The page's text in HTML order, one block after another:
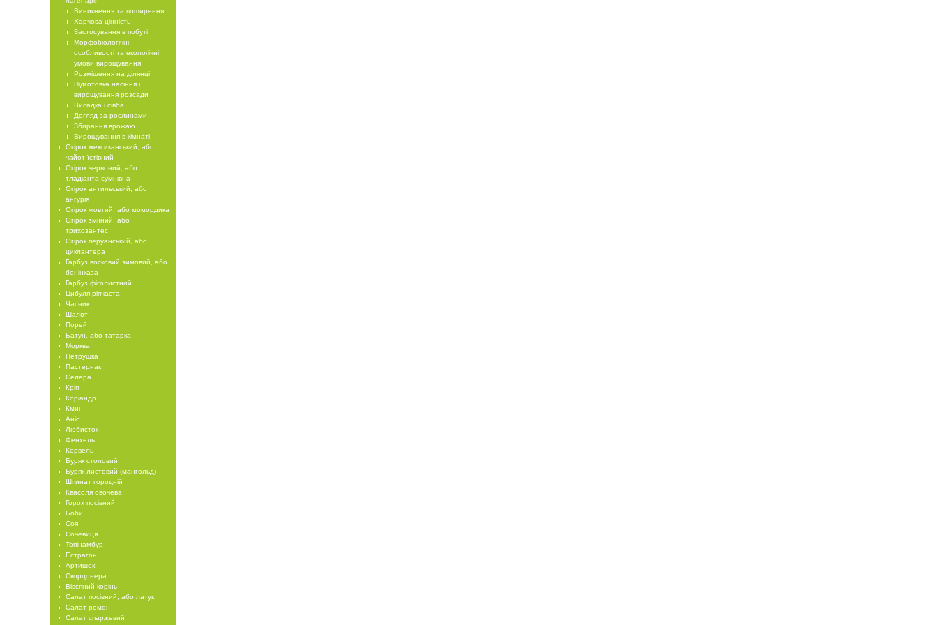
Виникнення та поширення
Харчова цінність
Застосування в побуті
Морфобіологічні
особливості та екологічні
умови вирощування
Розміщення на ділянці
Підготовка насіння і
вирощування розсади
Висадка і сівба
Догляд за рослинами
Збирання врожаю
Вирощування в кімнаті
Огірок мексиканський, або
чайот їстівний
Огірок червоний, або
тладіанта сумнівна
Огірок антильський, або
ангурія
Огірок жовтий, або момордика
Огірок зміїний, або
трихозантес
Огірок перуанський, або
циклантера
Гарбуз восковий зимовий, або
бенінказа
Гарбуз фіголистний
Цибуля ріпчаста
Часник
Шалот
Порей
Батун, або татарка
Морква
Петрушка
Пастернак
Селера
Кріп
Коріандр
Кмин
Аніс
Любисток
Фенхель
Кервель
Буряк столовий
Буряк листовий (мангольд)
Шпинат городній
Квасоля овочева
Горох посівний
Боби
Соя
Сочевиця
Топінамбур
Естрагон
Артишок
Скорцонера
Вівсяний корінь
Салат посівний, або латук
Салат ромен
Салат спаржевий